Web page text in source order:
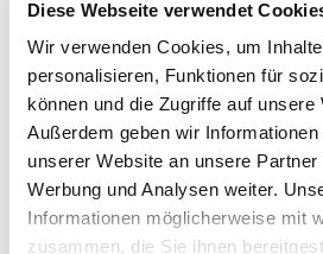
Diese Webseite verwendet
Wir verwenden Cookies, um
personalisieren, Funktionen für
können und die Zugriffe auf
Außerdem geben wir
unserer Website an unsere
Werbung und Analysen weiter.
Informationen möglicherweise mit
zusammen, die Sie ihnen
130m² 600m²